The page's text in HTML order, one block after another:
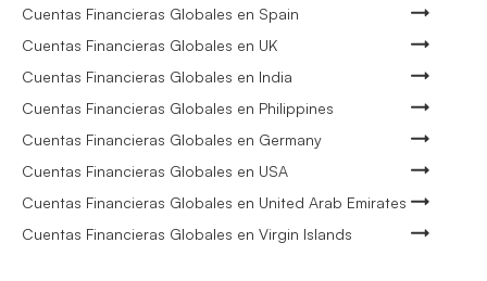
Cuentas Financieras Globales en Spain
Cuentas Financieras Globales en UK
Cuentas Financieras Globales en India
Cuentas Financieras Globales en Philippines
Cuentas Financieras Globales en Germany
Cuentas Financieras Globales en USA
Cuentas Financieras Globales en United Arab Emirates
Cuentas Financieras Globales en Virgin Islands